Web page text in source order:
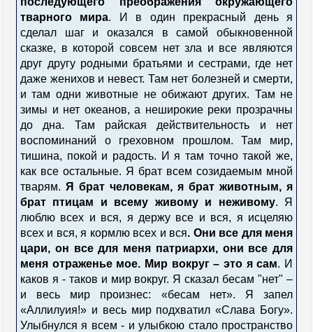
тварного мира. И в один прекрасный день я
сделал шаг и оказался в самой обыкновенной
сказке, в которой совсем нет зла и все являются
друг другу родными братьями и сестрами, где нет
даже женихов и невест. Там нет болезней и смерти,
и там одни животные не обижают других. Там не
зимы и нет океанов, а неширокие реки прозрачны
до дна. Там райская действительность и нет
воспоминаний о греховном прошлом. Там мир,
тишина, покой и радость. И я там точно такой же,
как все остальные. Я брат всем созидаемым мной
тварям. Я брат человекам, я брат животным, я
брат птицам и всему живому и неживому. Я
люблю всех и вся, я держу все и вся, я исцеляю
всех и вся, я кормлю всех и вся. Они все для меня
цари, он все для меня патриархи, они все для
меня отраженье мое. Мир вокруг – это я сам. И
каков я - таков и мир вокруг. Я сказал бесам "нет" –
и весь мир произнес: «бесам нет». Я запел
«Аллилуия!» и весь мир подхватил «Слава Богу».
Улыбнулся я всем - и улыбкою стало пространство